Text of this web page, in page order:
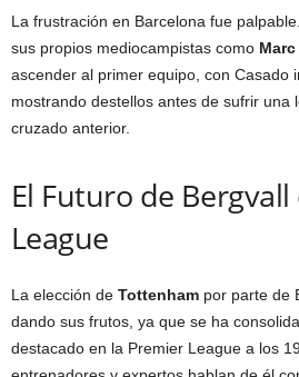
La frustración en Barcelona fue
sus propios mediocampistas como
ascender al primer equipo, con Casado
mostrando destellos antes de sufrir una
cruzado anterior.
El Futuro de
League
La elección de Tottenham por parte de
dando sus frutos, ya que se ha
destacado en la Premier League a los